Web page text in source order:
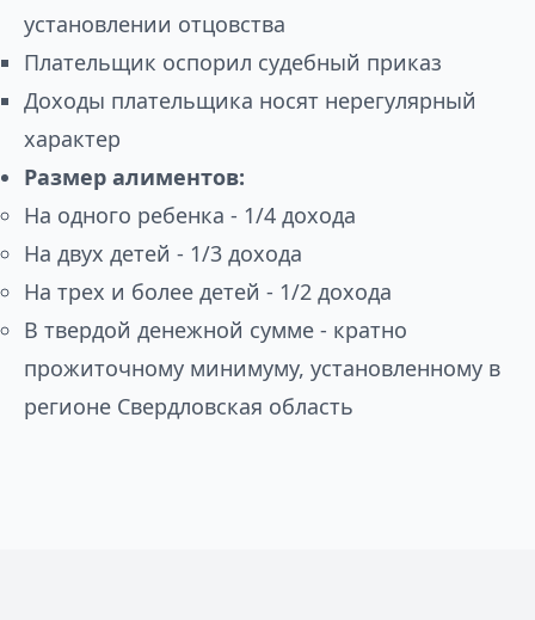
установлении отцовства
Плательщик оспорил судебный приказ
Доходы плательщика носят нерегулярный
характер
Размер алиментов:
На одного ребенка - 1/4 дохода
На двух детей - 1/3 дохода
На трех и более детей - 1/2 дохода
В твердой денежной сумме - кратно
прожиточному минимуму, установленному в
регионе Свердловская область